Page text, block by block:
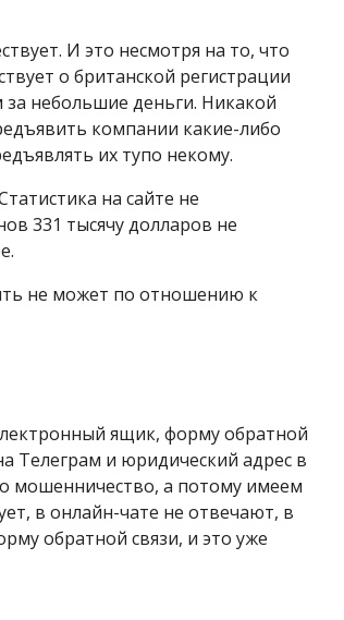
И это несмотря на то, что
о британской регистрации
небольшие деньги. Никакой
компании какие-либо
их тупо некому.
на сайте не
331 тысячу долларов не
не может по отношению к
ящик, форму обратной
Телеграм и юридический адрес в
мошенничество, а потому имеем
в онлайн-чате не отвечают, в
обратной связи, и это уже